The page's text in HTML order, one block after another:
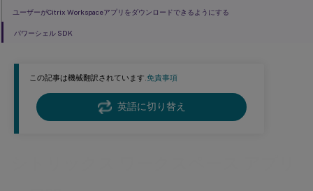
この記事は機械翻訳されています.免責事項
英語に切り替え
ユーザーがCitrix Workspaceアプリをダウンロードできるようにする
パワーシェル SDK